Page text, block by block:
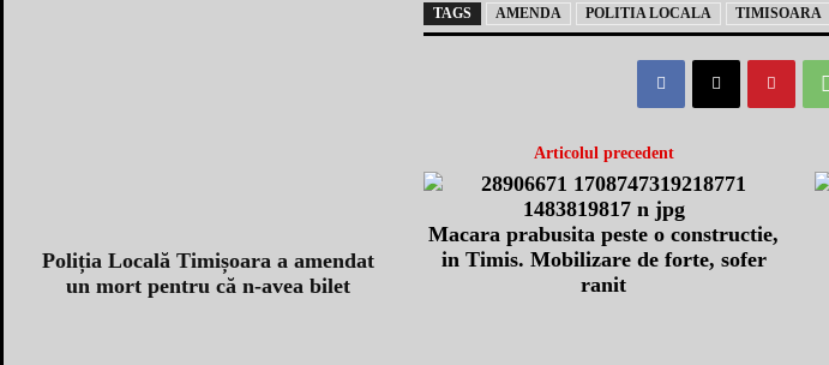
Poliția Locală Timișoara a amendat
un mort pentru că n-avea bilet
TAGS AMENDA POLITIA LOCALA TIMISOARA
Articolul precedent
Macara prabusita peste o constructie,
in Timis. Mobilizare de forte, sofer
ranit